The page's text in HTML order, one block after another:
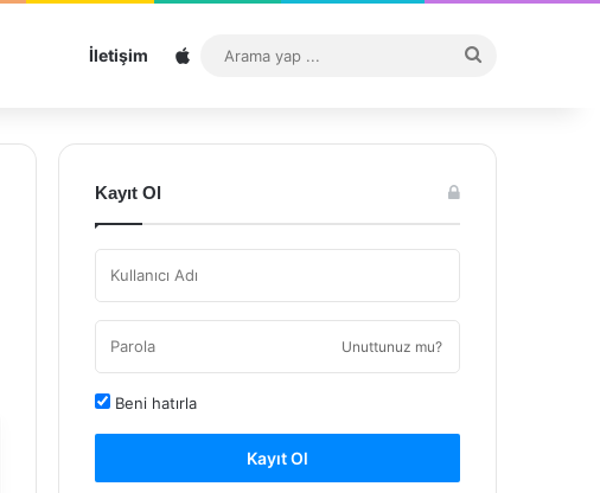
İletişim Sitemap
...
Kayıt Ol
Unuttunuz mu?
Beni hatırla
Kayıt Ol